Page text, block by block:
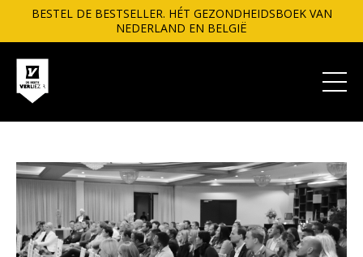
BESTEL DE BESTSELLER. HÉT GEZONDHEIDSBOEK VAN
NEDERLAND EN BELGIË